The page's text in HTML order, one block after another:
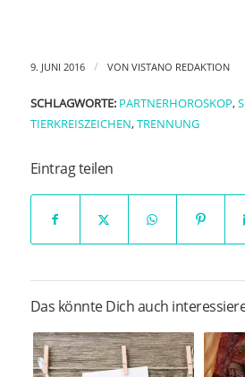
9. JUNI 2016 / VON VISTANO REDAKTION
SCHLAGWORTE: PARTNERHOROSKOP,
TIERKREISZEICHEN,TRENNUNG
Eintrag teilen
Das könnte Dich auch